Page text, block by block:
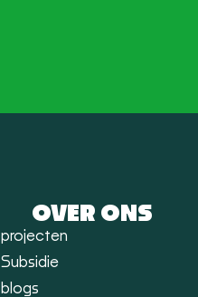
OVER ONS
projecten
Subsidie
blogs